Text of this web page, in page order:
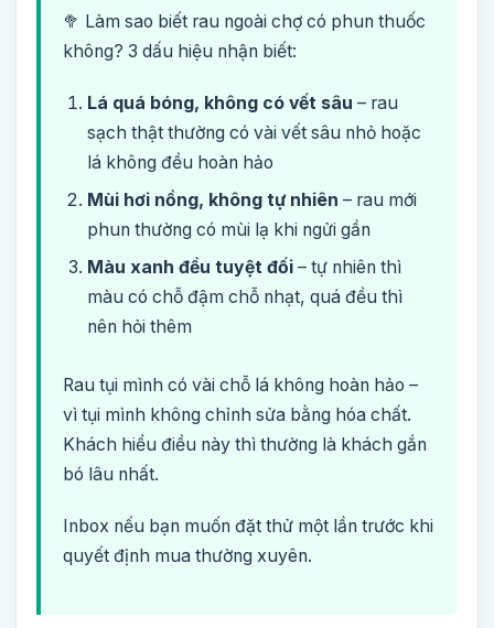
🥦 Làm sao biết rau ngoài chợ có phun thuốc
không? 3 dấu hiệu nhận biết:
Lá quá bóng, không có vết sâu – rau
sạch thật thường có vài vết sâu nhỏ hoặc
lá không đều hoàn hảo
Mùi hơi nồng, không tự nhiên – rau mới
phun thường có mùi lạ khi ngửi gần
Màu xanh đều tuyệt đối – tự nhiên thì
màu có chỗ đậm chỗ nhạt, quá đều thì
nên hỏi thêm
Rau tụi mình có vài chỗ lá không hoàn hảo –
vì tụi mình không chỉnh sửa bằng hóa chất.
Khách hiểu điều này thì thường là khách gắn
bó lâu nhất.
Inbox nếu bạn muốn đặt thử một lần trước khi
quyết định mua thường xuyên.